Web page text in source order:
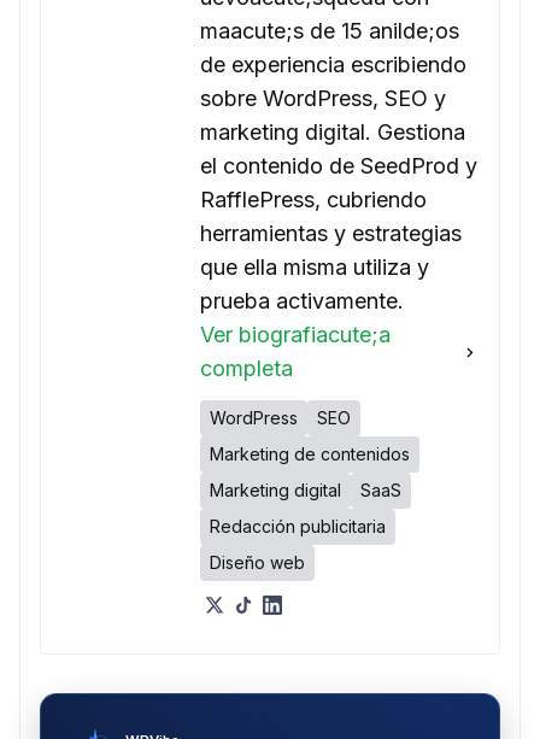
maacute;s de 15 anilde;os
de experiencia escribiendo
sobre WordPress, SEO y
marketing digital. Gestiona
el contenido de SeedProd y
RafflePress, cubriendo
herramientas y estrategias
que ella misma utiliza y
prueba activamente.
Ver biografiacute;a
completa
WordPress
SEO
Marketing de contenidos
Marketing digital
SaaS
Redacción publicitaria
Diseño web